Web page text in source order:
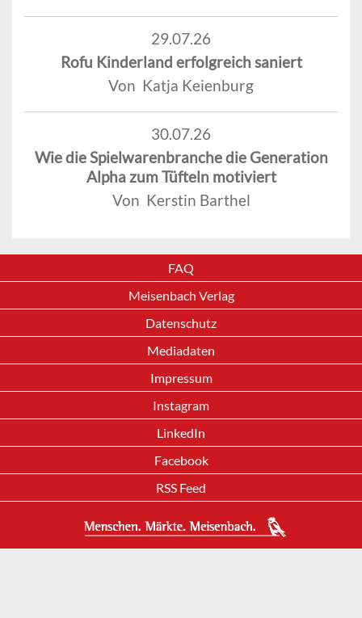
29.07.26
Rofu Kinderland erfolgreich saniert
Von Katja Keienburg
30.07.26
Wie die Spielwarenbranche die Generation
Alpha zum Tüfteln motiviert
Von Kerstin Barthel
FAQ
Meisenbach Verlag
Datenschutz
Mediadaten
Impressum
Instagram
LinkedIn
Facebook
RSS Feed